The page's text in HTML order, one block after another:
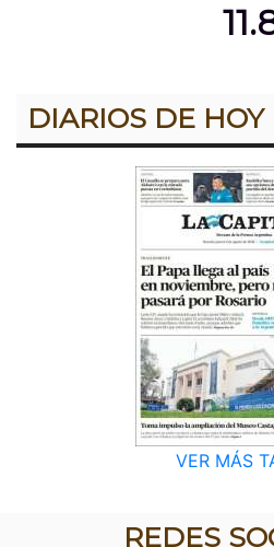
DIARIOS DE HOY
VER MÁS
REDES